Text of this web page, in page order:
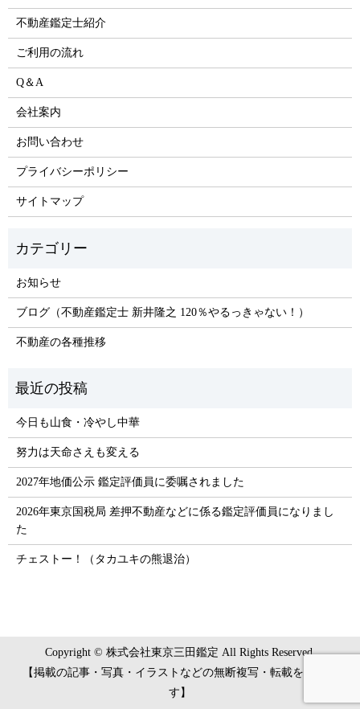
不動産鑑定士紹介
ご利用の流れ
Q＆A
会社案内
お問い合わせ
プライバシーポリシー
サイトマップ
お知らせ
ブログ（不動産鑑定士 新井隆之 120％やるっきゃない！）
不動産の各種推移
今日も山食・冷やし中華
努力は天命さえも変える
2027年地価公示 鑑定評価員に委嘱されました
2026年東京国税局 差押不動産などに係る鑑定評価員になりまし
た
チェストー！（タカユキの熊退治）
Copyright © 株式会社東京三田鑑定 All Rights Reserved.
【掲載の記事・写真・イラストなどの無断複写・転載を禁じま
す】